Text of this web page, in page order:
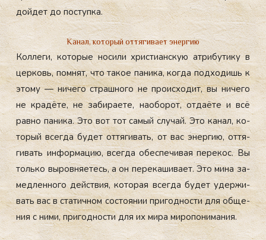
дой­дет до пос­тупка.
Канал, который оттягивает энергию
Кол­ле­ги, ко­торые но­сили хрис­ти­ан­скую ат­ри­бути­ку в
цер­ковь, пом­нят, что та­кое па­ника, ког­да под­хо­дишь к
это­му — ни­чего страш­но­го не про­ис­хо­дит, вы ни­чего
не кра­дёте, не за­бира­ете, на­обо­рот, от­да­ёте и всё
рав­но па­ника. Это вот тот са­мый слу­чай. Это ка­нал, ко­
торый всег­да бу­дет от­тя­гивать, от вас энер­гию, от­тя­
гивать ин­форма­цию, всег­да обес­пе­чивая пе­рекос. Вы
толь­ко вы­ров­ня­етесь, а он пе­река­шива­ет. Это ми­на за­
мед­ленно­го дей­ствия, ко­торая всег­да бу­дет удер­жи­
вать вас в ста­тич­ном сос­то­янии при­год­ности для об­ще­
ния с ни­ми, при­год­ности для их ми­ра ми­ропо­нима­ния.